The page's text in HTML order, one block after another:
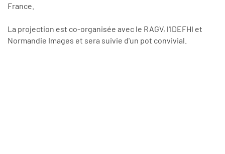
France.
La projection est co-organisée avec le RAGV, l'IDEFHI et
Normandie Images et sera suivie d'un pot convivial.